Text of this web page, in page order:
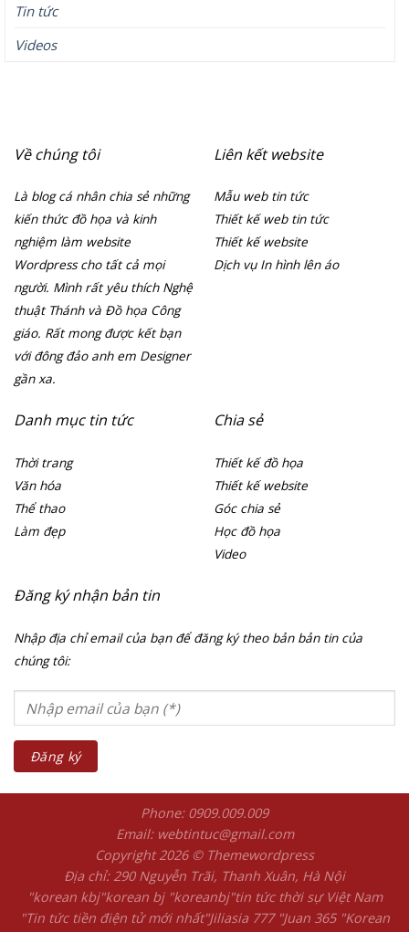
Tin tức
Videos
Về chúng tôi
Là blog cá nhân chia sẻ những
kiến thức đồ họa và kinh
nghiệm làm website
Wordpress cho tất cả mọi
người. Mình rất yêu thích Nghệ
thuật Thánh và Đồ họa Công
giáo. Rất mong được kết bạn
với đông đảo anh em Designer
gần xa.
Liên kết website
Mẫu web tin tức
Thiết kế web tin tức
Thiết kế website
Dịch vụ In hình lên áo
Danh mục tin tức
Thời trang
Văn hóa
Thể thao
Làm đẹp
Chia sẻ
Thiết kế đồ họa
Thiết kế website
Góc chia sẻ
Học đồ họa
Video
Đăng ký nhận bản tin
Nhập địa chỉ email của bạn để đăng ký theo bản bản tin của
chúng tôi:
Phone: 0909.009.009
Email: webtintuc@gmail.com
Copyright 2026 © Themewordpress
Địa chỉ: 290 Nguyễn Trãi, Thanh Xuân, Hà Nội
"korean kbj​"korean bj "koreanbj​"tin tức thời sự Việt Nam
"Tin tức tiền điện tử mới nhất​"Jiliasia 777 "Juan 365 "Korean